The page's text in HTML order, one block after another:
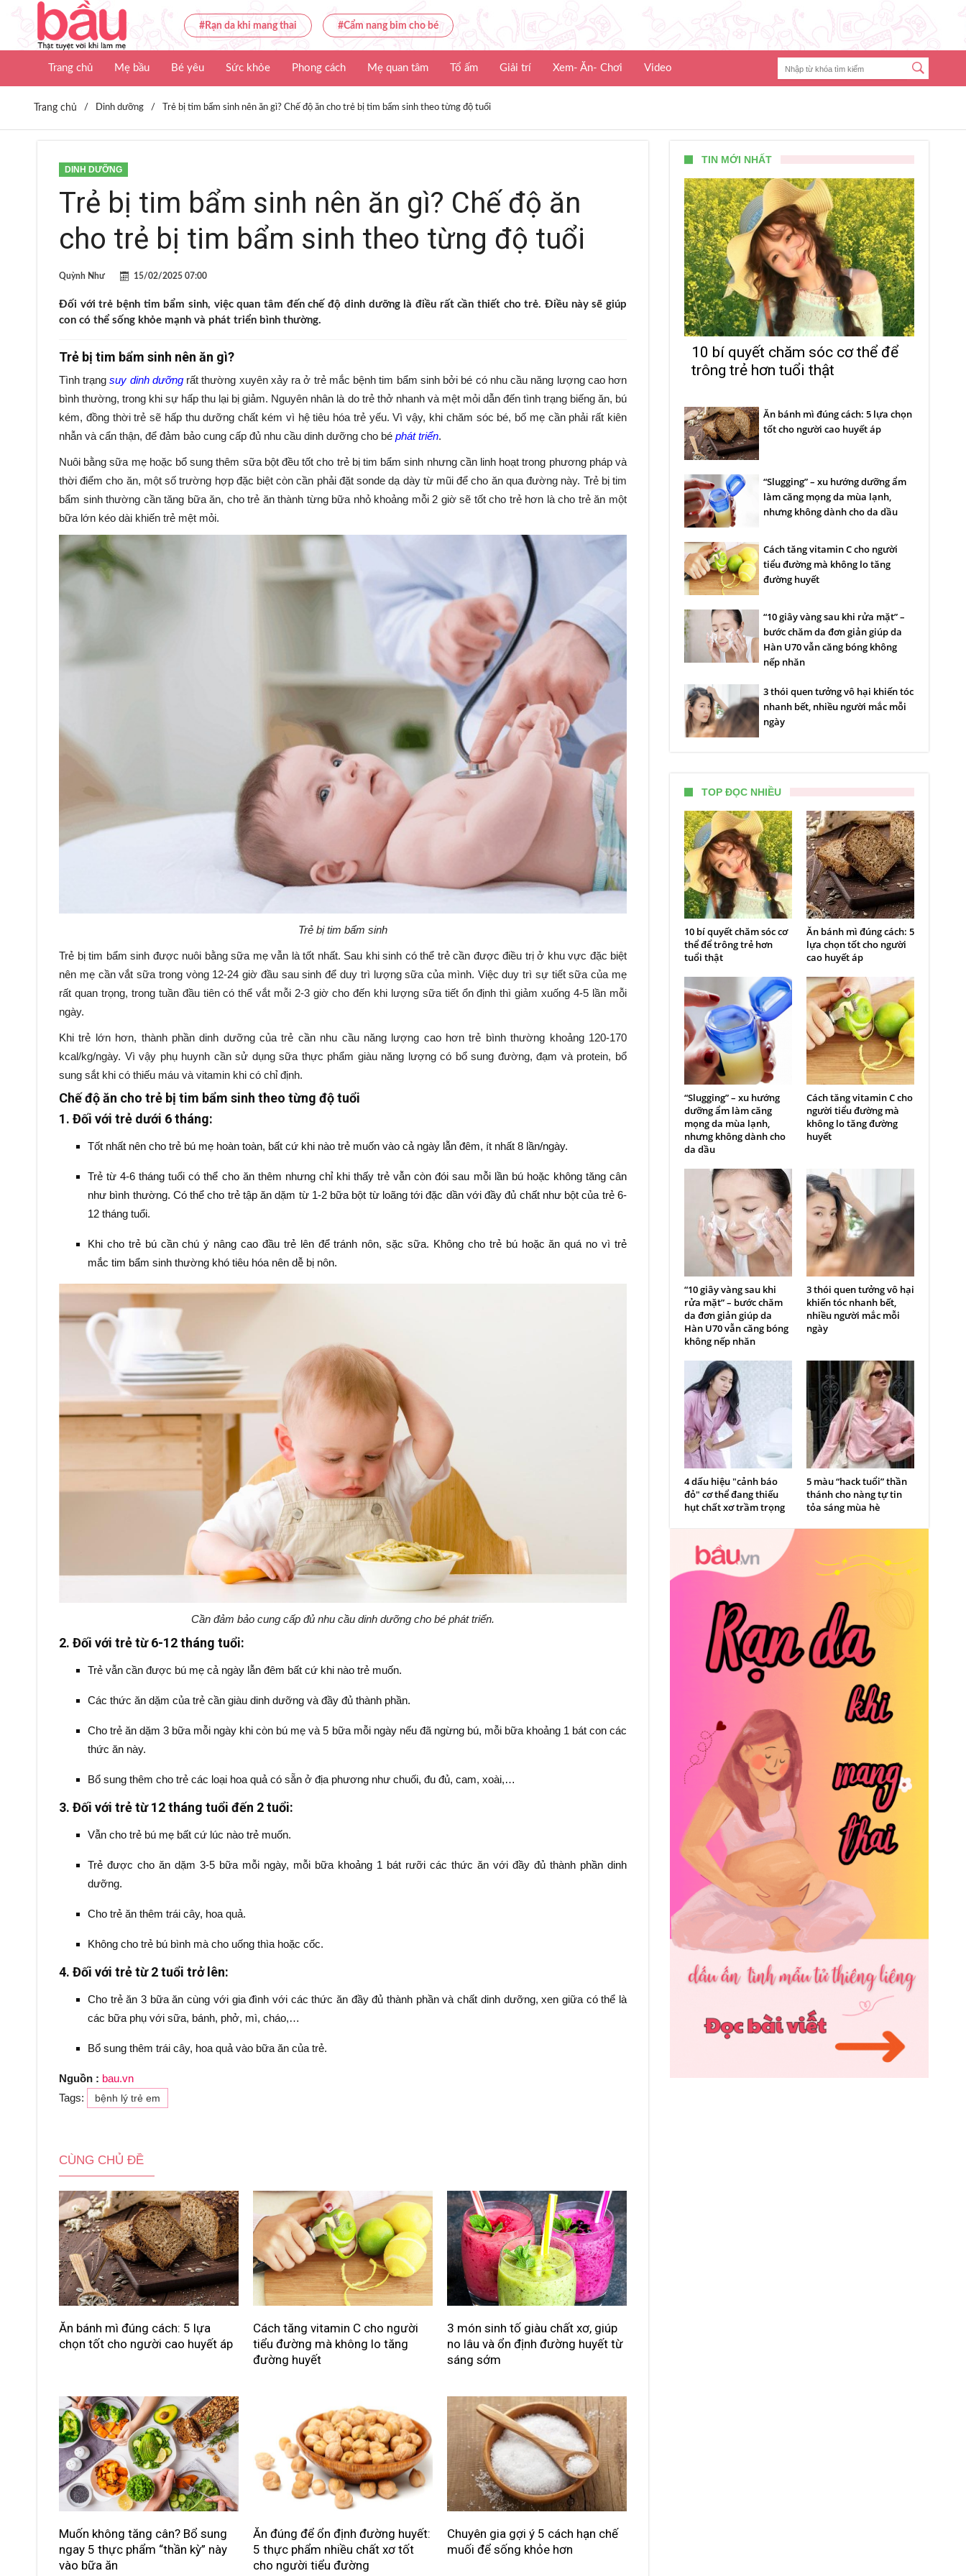
#Rạn da khi mang thai #Cẩm nang bỉm cho bé
Trang chủ Mẹ bầu Bé yêu Sức khỏe Phong cách Mẹ quan tâm Tổ ấm Giải trí Xem- Ăn- Chơi Video
Trang chủ / Dinh dưỡng / Trẻ bị tim bẩm sinh nên ăn gì? Chế độ ăn cho trẻ bị tim bẩm sinh theo từng độ tuổi
DINH DƯỠNG
Trẻ bị tim bẩm sinh nên ăn gì? Chế độ ăn
cho trẻ bị tim bẩm sinh theo từng độ tuổi
Quỳnh Như 15/02/2025 07:00
Đối với trẻ bệnh tim bẩm sinh, việc quan tâm đến chế độ dinh dưỡng là điều rất cần thiết cho trẻ. Điều này sẽ giúp
con có thể sống khỏe mạnh và phát triển bình thường.
Trẻ bị tim bẩm sinh nên ăn gì?
Tình trạngsuy dinh dưỡng rất thường xuyên xảy ra ở trẻ mắc bệnh tim bẩm sinh bởi bé có nhu cầu năng lượng cao hơn
bình thường, trong khi sự hấp thu lại bị giảm. Nguyên nhân là do trẻ thở nhanh và mệt mỏi dẫn đến tình trạng biếng ăn, bú
kém, đồng thời trẻ sẽ hấp thu dưỡng chất kém vì hệ tiêu hóa trẻ yếu. Vì vậy, khi chăm sóc bé, bố mẹ cần phải rất kiên
nhẫn và cẩn thận, để đảm bảo cung cấp đủ nhu cầu dinh dưỡng cho bé phát triển.
Nuôi bằng sữa mẹ hoặc bổ sung thêm sữa bột đều tốt cho trẻ bị tim bẩm sinh nhưng cần linh hoạt trong phương pháp và
thời điểm cho ăn, một số trường hợp đặc biệt còn cần phải đặt sonde dạ dày từ mũi để cho ăn qua đường này. Trẻ bị tim
bẩm sinh thường cần tăng bữa ăn, cho trẻ ăn thành từng bữa nhỏ khoảng mỗi 2 giờ sẽ tốt cho trẻ hơn là cho trẻ ăn một
bữa lớn kéo dài khiến trẻ mệt mỏi.
Trẻ bị tim bẩm sinh
Trẻ bị tim bẩm sinh được nuôi bằng sữa mẹ vẫn là tốt nhất. Sau khi sinh có thể trẻ cần được điều trị ở khu vực đặc biệt
nên mẹ cần vắt sữa trong vòng 12-24 giờ đầu sau sinh để duy trì lượng sữa của mình. Việc duy trì sự tiết sữa của mẹ
rất quan trọng, trong tuần đầu tiên có thể vắt mỗi 2-3 giờ cho đến khi lượng sữa tiết ổn định thì giảm xuống 4-5 lần mỗi
ngày.
Khi trẻ lớn hơn, thành phần dinh dưỡng của trẻ cần nhu cầu năng lượng cao hơn trẻ bình thường khoảng 120-170
kcal/kg/ngày. Vì vậy phụ huynh cần sử dụng sữa thực phẩm giàu năng lượng có bổ sung đường, đạm và protein, bổ
sung sắt khi có thiếu máu và vitamin khi có chỉ định.
Chế độ ăn cho trẻ bị tim bẩm sinh theo từng độ tuổi
1. Đối với trẻ dưới 6 tháng:
Tốt nhất nên cho trẻ bú mẹ hoàn toàn, bất cứ khi nào trẻ muốn vào cả ngày lẫn đêm, ít nhất 8 lần/ngày.
Trẻ từ 4-6 tháng tuổi có thể cho ăn thêm nhưng chỉ khi thấy trẻ vẫn còn đói sau mỗi lần bú hoặc không tăng cân
như bình thường. Có thể cho trẻ tập ăn dặm từ 1-2 bữa bột từ loãng tới đặc dần với đầy đủ chất như bột của trẻ 6-
12 tháng tuổi.
Khi cho trẻ bú cần chú ý nâng cao đầu trẻ lên để tránh nôn, sặc sữa. Không cho trẻ bú hoặc ăn quá no vì trẻ
mắc tim bẩm sinh thường khó tiêu hóa nên dễ bị nôn.
Cần đảm bảo cung cấp đủ nhu cầu dinh dưỡng cho bé phát triển.
2. Đối với trẻ từ 6-12 tháng tuổi:
Trẻ vẫn cần được bú mẹ cả ngày lẫn đêm bất cứ khi nào trẻ muốn.
Các thức ăn dặm của trẻ cần giàu dinh dưỡng và đầy đủ thành phần.
Cho trẻ ăn dặm 3 bữa mỗi ngày khi còn bú mẹ và 5 bữa mỗi ngày nếu đã ngừng bú, mỗi bữa khoảng 1 bát con các
thức ăn này.
Bổ sung thêm cho trẻ các loại hoa quả có sẵn ở địa phương như chuối, đu đủ, cam, xoài,…
3. Đối với trẻ từ 12 tháng tuổi đến 2 tuổi:
Vẫn cho trẻ bú mẹ bất cứ lúc nào trẻ muốn.
Trẻ được cho ăn dặm 3-5 bữa mỗi ngày, mỗi bữa khoảng 1 bát rưỡi các thức ăn với đầy đủ thành phần dinh
dưỡng.
Cho trẻ ăn thêm trái cây, hoa quả.
Không cho trẻ bú bình mà cho uống thìa hoặc cốc.
4. Đối với trẻ từ 2 tuổi trở lên:
Cho trẻ ăn 3 bữa ăn cùng với gia đình với các thức ăn đầy đủ thành phần và chất dinh dưỡng, xen giữa có thể là
các bữa phụ với sữa, bánh, phở, mì, cháo,…
Bổ sung thêm trái cây, hoa quả vào bữa ăn của trẻ.
Nguồn : bau.vn
Tags:
bệnh lý trẻ em
CÙNG CHỦ ĐỀ
Ăn bánh mì đúng cách: 5 lựa
chọn tốt cho người cao huyết áp
Cách tăng vitamin C cho người
tiểu đường mà không lo tăng
đường huyết
3 món sinh tố giàu chất xơ, giúp
no lâu và ổn định đường huyết từ
sáng sớm
Muốn không tăng cân? Bổ sung
ngay 5 thực phẩm “thần kỳ” này
vào bữa ăn
Ăn đúng để ổn định đường huyết:
5 thực phẩm nhiều chất xơ tốt
cho người tiểu đường
Chuyên gia gợi ý 5 cách hạn chế
muối để sống khỏe hơn
TIN MỚI NHẤT
10 bí quyết chăm sóc cơ thể để
trông trẻ hơn tuổi thật
Ăn bánh mì đúng cách: 5 lựa chọn
tốt cho người cao huyết áp
“Slugging” – xu hướng dưỡng ẩm
làm căng mọng da mùa lạnh,
nhưng không dành cho da dầu
Cách tăng vitamin C cho người
tiểu đường mà không lo tăng
đường huyết
“10 giây vàng sau khi rửa mặt” –
bước chăm da đơn giản giúp da
Hàn U70 vẫn căng bóng không
nếp nhăn
3 thói quen tưởng vô hại khiến tóc
nhanh bết, nhiều người mắc mỗi
ngày
TOP ĐỌC NHIỀU
10 bí quyết chăm sóc cơ
thể để trông trẻ hơn
tuổi thật
Ăn bánh mì đúng cách: 5
lựa chọn tốt cho người
cao huyết áp
“Slugging” – xu hướng
dưỡng ẩm làm căng
mọng da mùa lạnh,
nhưng không dành cho
da dầu
Cách tăng vitamin C cho
người tiểu đường mà
không lo tăng đường
huyết
“10 giây vàng sau khi
rửa mặt” – bước chăm
da đơn giản giúp da
Hàn U70 vẫn căng bóng
không nếp nhăn
3 thói quen tưởng vô hại
khiến tóc nhanh bết,
nhiều người mắc mỗi
ngày
4 dấu hiệu "cảnh báo
đỏ" cơ thể đang thiếu
hụt chất xơ trầm trọng
5 màu “hack tuổi” thần
thánh cho nàng tự tin
tỏa sáng mùa hè